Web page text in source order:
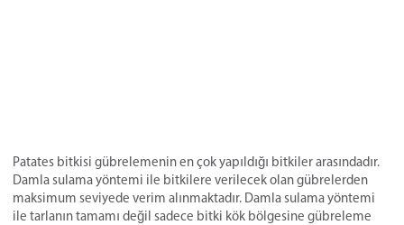
Patates bitkisi gübrelemenin en çok yapıldığı bitkiler arasındadır.
Damla sulama yöntemi ile bitkilere verilecek olan gübrelerden
maksimum seviyede verim alınmaktadır. Damla sulama yöntemi
ile tarlanın tamamı değil sadece bitki kök bölgesine gübreleme